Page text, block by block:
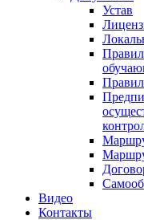
Устав
Видео
Контакты